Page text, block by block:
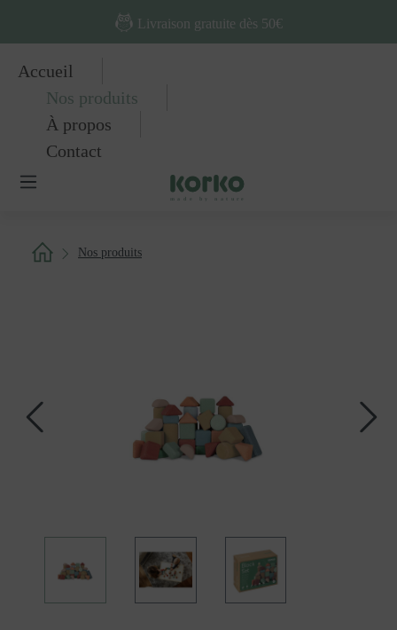
Passer au contenu principalLivraison gratuite dès 50€
Accueil
Nos produits
À propos
Contact
Nos produits